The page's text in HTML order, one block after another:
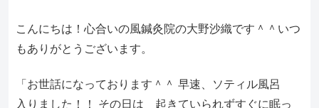
こんにちは！心合いの風鍼灸院の大野沙織です＾＾いつ
もありがとうございます。
「お世話になっております＾＾ 早速、ソティル風呂
入りました！！ その日は 起きていられずすぐに眠っ